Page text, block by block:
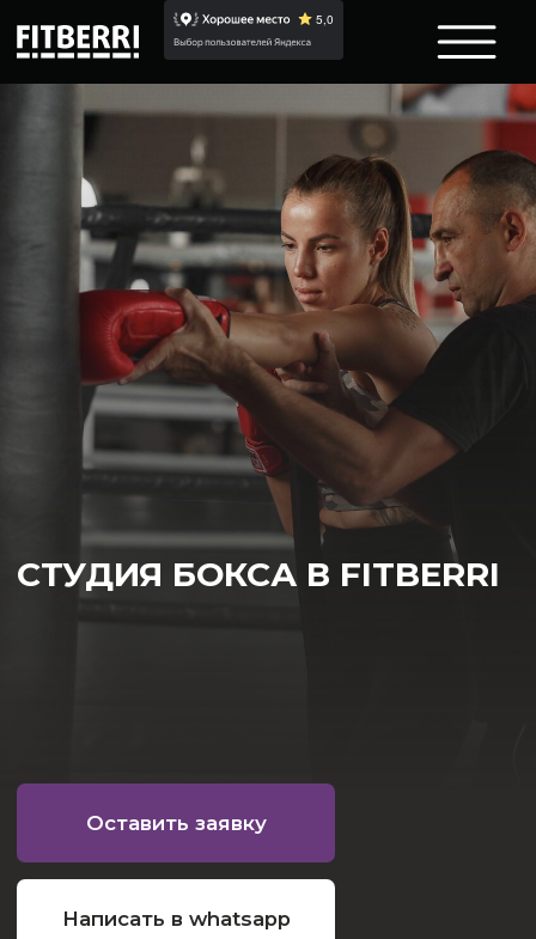
СТУДИЯ БОКСА В FITBERRI
Оставить заявку